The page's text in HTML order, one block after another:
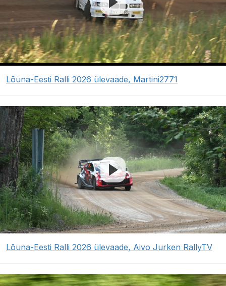
Lõuna-Eesti Ralli 2026 ülevaade, Martini2771
Lõuna-Eesti Ralli 2026 ülevaade, Aivo Jurken RallyTV